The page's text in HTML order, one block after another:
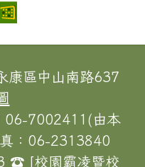
康區中山南路637
7002411(由本
：06-2313840
☎ [校園霸凌暨校